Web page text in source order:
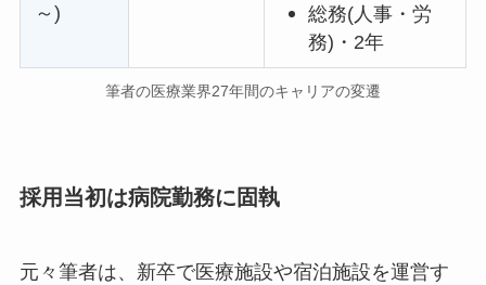
～)
総務(人事・労
務)・2年
筆者の医療業界27年間のキャリアの変遷
採用当初は病院勤務に固執
元々筆者は、新卒で医療施設や宿泊施設を運営す